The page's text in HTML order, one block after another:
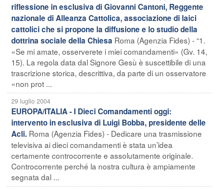
riflessione in esclusiva di Giovanni Cantoni, Reggente
nazionale di Alleanza Cattolica, associazione di laici
cattolici che si propone la diffusione e lo studio della
dottrina sociale della Chiesa Roma (Agenzia Fides) - “1.
«Se mi amate, osserverete i miei comandamenti» (Gv. 14,
15). La regola data dal Signore Gesù è suscettibile di una
trascrizione storica, descrittiva, da parte di un osservatore
«non prot ...
29 luglio 2004
EUROPA/ITALIA - I Dieci Comandamenti oggi:
intervento in esclusiva di Luigi Bobba, presidente delle
Acli. Roma (Agenzia Fides) - Dedicare una trasmissione
televisiva ai dieci comandamenti è stata un’idea
certamente controcorrente e assolutamente originale.
Controcorrente perché la nostra cultura è ampiamente
segnata dal ...